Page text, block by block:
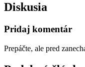
Diskusia
Pridaj komentár
Prepáčte, ale pred